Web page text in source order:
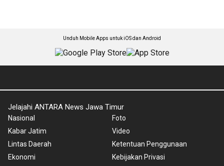
Unduh Mobile Apps untuk iOS dan Android
Jelajahi ANTARA News Jawa Timur
Nasional
Kabar Jatim
Lintas Daerah
Ekonomi
Foto
Video
Ketentuan Penggunaan
Kebijakan Privasi